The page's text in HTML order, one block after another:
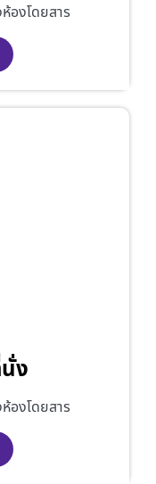
องโดยสาร
ง
องโดยสาร